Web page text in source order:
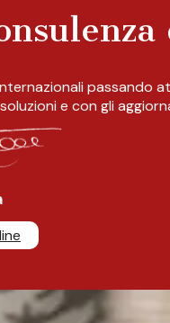
passando
e con gli